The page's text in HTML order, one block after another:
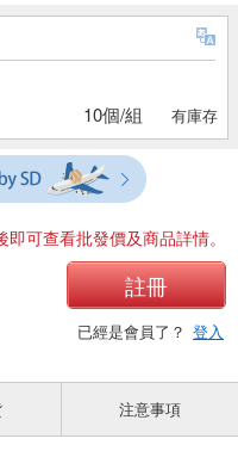
10個/組 有庫存
即可查看批發價及商品詳情。
註冊
已經是會員了？ 登入
注意事項